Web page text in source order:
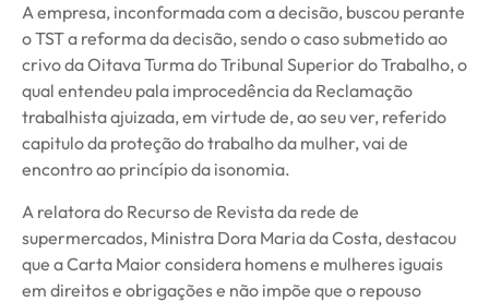
A empresa, inconformada com a decisão, buscou perante
o TST a reforma da decisão, sendo o caso submetido ao
crivo da Oitava Turma do Tribunal Superior do Trabalho, o
qual entendeu pala improcedência da Reclamação
trabalhista ajuizada, em virtude de, ao seu ver, referido
capitulo da proteção do trabalho da mulher, vai de
encontro ao princípio da isonomia.
A relatora do Recurso de Revista da rede de
supermercados, Ministra Dora Maria da Costa, destacou
que a Carta Maior considera homens e mulheres iguais
em direitos e obrigações e não impõe que o repouso